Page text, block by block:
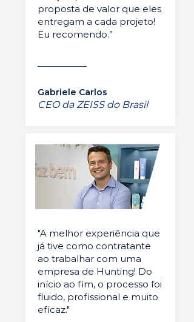
proposta de valor que eles
entregam a cada projeto!
Eu recomendo.”
Gabriele Carlos
CEO da ZEISS do Brasil
"A melhor experiência que
já tive como contratante
ao trabalhar com uma
empresa de Hunting! Do
início ao fim, o processo foi
fluido, profissional e muito
eficaz."